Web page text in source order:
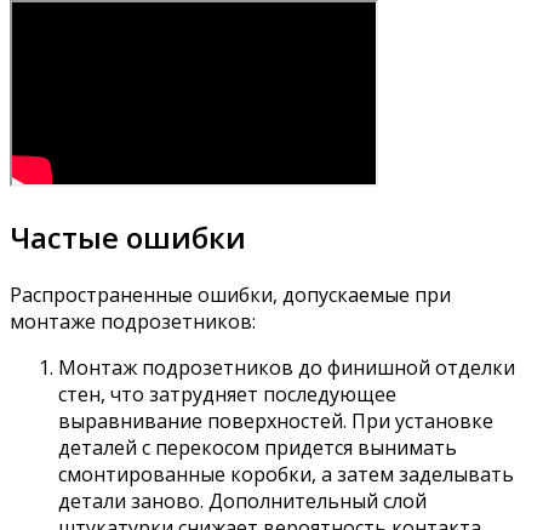
Частые ошибки
Распространенные ошибки, допускаемые при
монтаже подрозетников:
Монтаж подрозетников до финишной отделки
стен, что затрудняет последующее
выравнивание поверхностей. При установке
деталей с перекосом придется вынимать
смонтированные коробки, а затем заделывать
детали заново. Дополнительный слой